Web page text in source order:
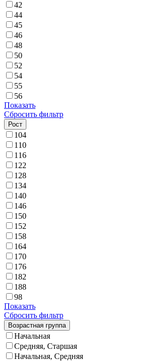
42
44
45
46
48
50
52
54
55
56
Показать
Сбросить фильтр
Рост
104
110
116
122
128
134
140
146
150
152
158
164
170
176
182
188
98
Показать
Сбросить фильтр
Возрастная группа
Начальная
Средняя, Старшая
Начальная, Средняя